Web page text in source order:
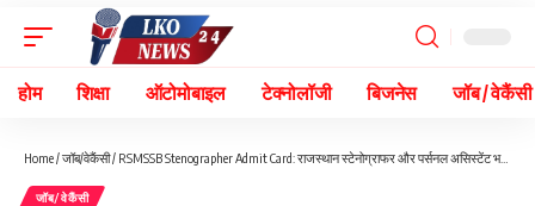
होम शिक्षा ऑटोमोबाइल टेक्नोलॉजी बिजनेस जॉब / वेकैंसी
Home/जॉब/वेकैंसी/ RSMSSB Stenographer Admit Card: राजस्थान स्टेनोग्राफर और पर्सनल असिस्टेंट भर्ती फेस-2 परीक्षा के लिए ऐडमिट कार्ड जारी, ऐसे करें डाउनलोड
जॉब/वेकैंसी